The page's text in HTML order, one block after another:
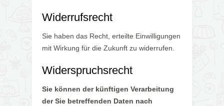
Widerrufsrecht
Sie haben das Recht, erteilte Einwilligungen
mit Wirkung für die Zukunft zu widerrufen.
Widerspruchsrecht
Sie können der künftigen Verarbeitung
der Sie betreffenden Daten nach